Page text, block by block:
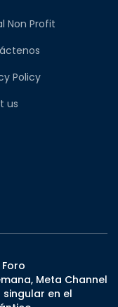
Non Profit
Policy
us
Meta Channel
en el